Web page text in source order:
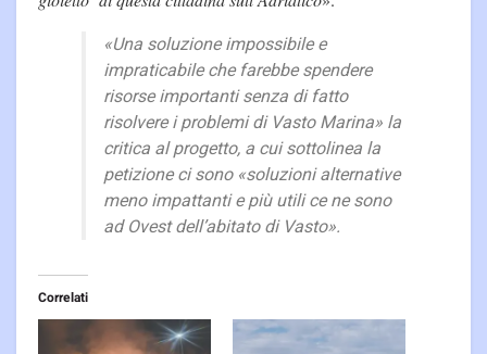
«Una soluzione impossibile e
impraticabile che farebbe spendere
risorse importanti senza di fatto
risolvere i problemi di Vasto Marina» la
critica al progetto, a cui sottolinea la
petizione ci sono «soluzioni alternative
meno impattanti e più utili ce ne sono
ad Ovest dell’abitato di Vasto».
Correlati